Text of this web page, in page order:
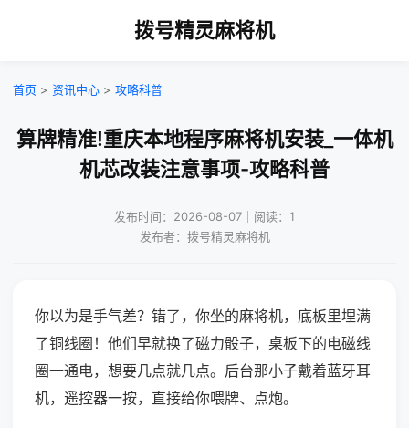
拨号精灵麻将机
首页 > 资讯中心 > 攻略科普
算牌精准!重庆本地程序麻将机安装_一体机
机芯改装注意事项-攻略科普
发布时间：2026-08-07｜阅读：1
发布者：拨号精灵麻将机
你以为是手气差？错了，你坐的麻将机，底板里埋满
了铜线圈！他们早就换了磁力骰子，桌板下的电磁线
圈一通电，想要几点就几点。后台那小子戴着蓝牙耳
机，遥控器一按，直接给你喂牌、点炮。